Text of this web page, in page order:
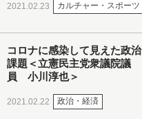
2021.02.23 カルチャー・スポーツ
コロナに感染して見えた政治
課題＜立憲民主党衆議院議
員 小川淳也＞
2021.02.22 政治・経済